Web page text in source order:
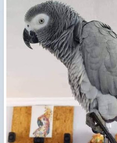
Italiano
Türkçe
Русский
हिन्दी
বাংলা
简体中文
日本語
Română
ქართული